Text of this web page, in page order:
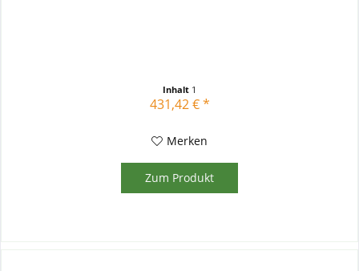
Inhalt 1
431,42 € *
Merken
Zum Produkt